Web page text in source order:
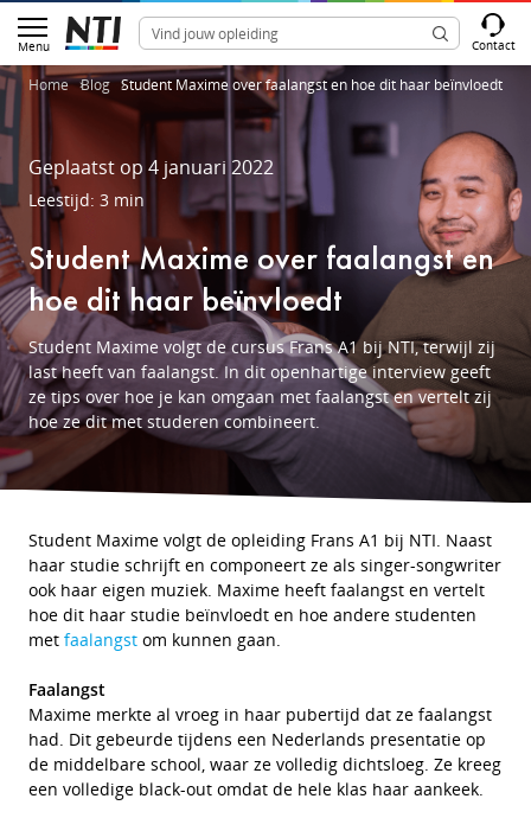
Menu Contact
Home Blog Student Maxime over faalangst en hoe dit haar beïnvloedt
Geplaatst op 4 januari 2022
Leestijd: 3 min
Student Maxime over faalangst en
hoe dit haar beïnvloedt
Student Maxime volgt de cursus Frans A1 bij NTI, terwijl zij
last heeft van faalangst. In dit openhartige interview geeft
ze tips over hoe je kan omgaan met faalangst en vertelt zij
hoe ze dit met studeren combineert.
Student Maxime volgt de opleiding Frans A1 bij NTI. Naast
haar studie schrijft en componeert ze als singer-songwriter
ook haar eigen muziek. Maxime heeft faalangst en vertelt
hoe dit haar studie beïnvloedt en hoe andere studenten
met faalangst om kunnen gaan.
Faalangst
Maxime merkte al vroeg in haar pubertijd dat ze faalangst
had. Dit gebeurde tijdens een Nederlands presentatie op
de middelbare school, waar ze volledig dichtsloeg. Ze kreeg
een volledige black-out omdat de hele klas haar aankeek.